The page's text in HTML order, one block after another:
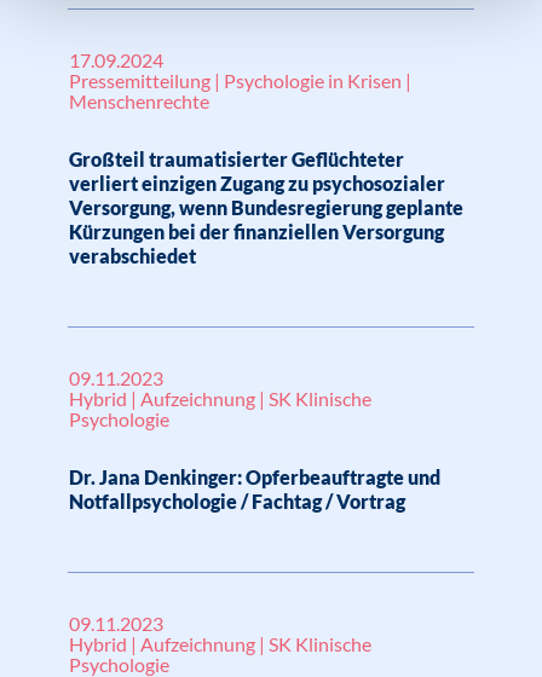
17.09.2024
Pressemitteilung | Psychologie in Krisen |
Menschenrechte
Großteil traumatisierter Geflüchteter
verliert einzigen Zugang zu psychosozialer
Versorgung, wenn Bundesregierung geplante
Kürzungen bei der finanziellen Versorgung
verabschiedet
09.11.2023
Hybrid | Aufzeichnung | SK Klinische
Psychologie
Dr. Jana Denkinger: Opferbeauftragte und
Notfallpsychologie / Fachtag / Vortrag
09.11.2023
Hybrid | Aufzeichnung | SK Klinische
Psychologie